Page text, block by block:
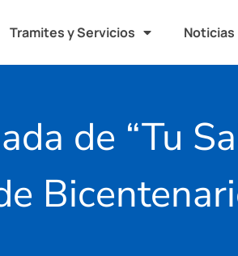
Tramites y Servicios Noticias
de “Tu